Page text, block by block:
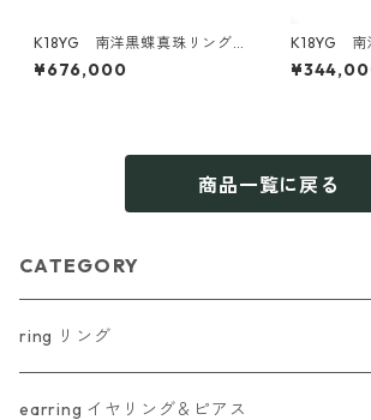
K18YG 南洋黒蝶真珠リング
（K291009）
¥676,000
K18YG 南
ング（
商品一覧に戻る
CATEGORY
ring リング
earring イヤリング＆ピアス